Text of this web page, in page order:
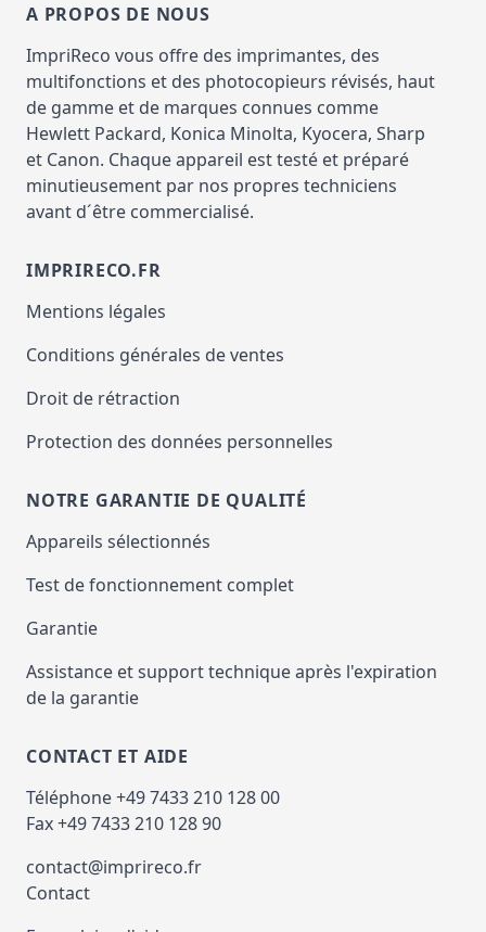
A PROPOS DE NOUS
ImpriReco vous offre des imprimantes, des
multifonctions et des photocopieurs révisés, haut
de gamme et de marques connues comme
Hewlett Packard, Konica Minolta, Kyocera, Sharp
et Canon. Chaque appareil est testé et préparé
minutieusement par nos propres techniciens
avant d´être commercialisé.
IMPRIRECO.FR
Mentions légales
Conditions générales de ventes
Droit de rétraction
Protection des données personnelles
NOTRE GARANTIE DE QUALITÉ
Appareils sélectionnés
Test de fonctionnement complet
Garantie
Assistance et support technique après l'expiration
de la garantie
CONTACT ET AIDE
Téléphone +49 7433 210 128 00
Fax +49 7433 210 128 90
contact@imprireco.fr
Contact